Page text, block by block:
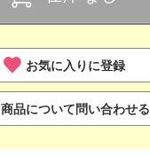
お気に入りに登録
商品について問い合わせる